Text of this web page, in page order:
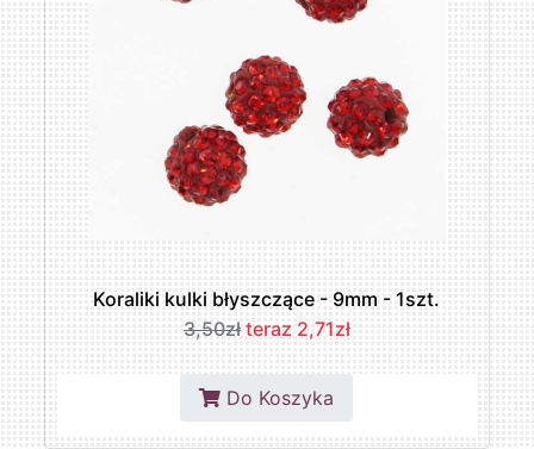
Koraliki kulki błyszczące - 9mm - 1szt.
3,50zł teraz 2,71zł
Do Koszyka